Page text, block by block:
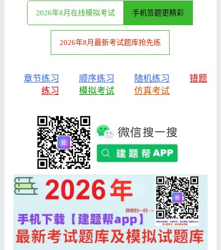
2026年8月在线模拟考试 手机答题更精彩
2026年8月最新考试题库抢先练
章节练习 顺序练习 随机练习
错题
练习
模拟考试 仿真考试